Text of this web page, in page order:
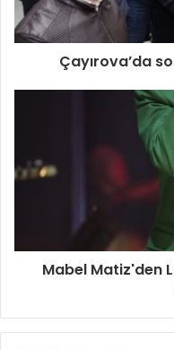
Çayırova’da
Mabel Matiz'den